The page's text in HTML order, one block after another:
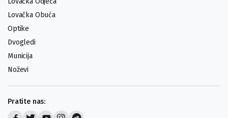
Lovačka Obuća
Optike
Dvogledi
Municija
Noževi
Pratite nas: